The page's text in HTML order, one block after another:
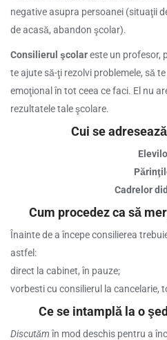
negative asupra persoanei (situaţii
de acasă, abandon şcolar).
Consilierul şcolareste un profesor,
te ajute să-ţi rezolvi problemele, să
emoţional în tot ceea ce faci. El nu
rezultatele tale şcolare.
Cui se
Cadrelor
Cum procedez ca să
Înainte de a începe consilierea
astfel:
direct la cabinet, în pauze;
vorbesti cu consilierul la cancelarie,
Ce se intamplă la o
Discutăm în mod deschis pentru a